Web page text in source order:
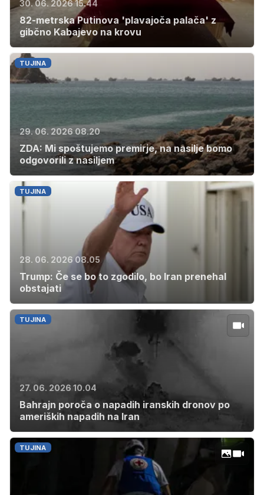
30. 06. 2026 15.44
82-metrska Putinova 'plavajoča palača' z
gibčno Kabajevo na krovu
TUJINA
29. 06. 2026 08.20
ZDA: Mi spoštujemo premirje, na nasilje bomo
odgovorili z nasiljem
TUJINA
28. 06. 2026 08.05
Trump: Če se bo to zgodilo, bo Iran prenehal
obstajati
TUJINA
27. 06. 2026 10.04
Bahrajn poroča o napadih iranskih dronov po
ameriških napadih na Iran
TUJINA